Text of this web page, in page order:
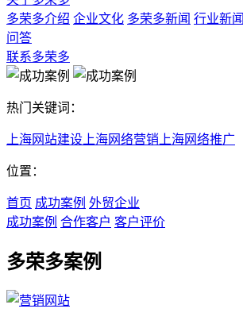
多荣多介绍 企业文化 多荣多新闻 行业新闻
问答
联系多荣多
热门关键词：
上海网站建设 上海网络营销 上海网络推广
位置：
首页 成功案例 外贸企业
成功案例 合作客户 客户评价
多荣多案例